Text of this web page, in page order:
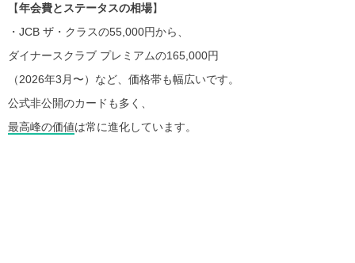
【年会費とステータスの相場】
・JCB ザ・クラスの55,000円から、
ダイナースクラブ プレミアムの165,000円
（2026年3月〜）など、価格帯も幅広いです。
公式非公開のカードも多く、
最高峰の価値は常に進化しています。